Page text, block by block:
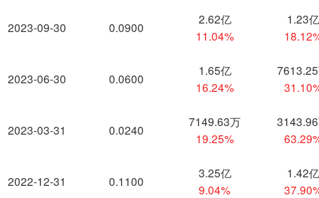
2023-09-30
2023-06-30
2023-03-31
2022-12-31
0.0900
2.62亿
11.04%
1.23亿
0.0600
1.65亿
16.24%
0.0240
7149.63万
19.25%
0.1100
3.25亿
9.04%
1.42亿